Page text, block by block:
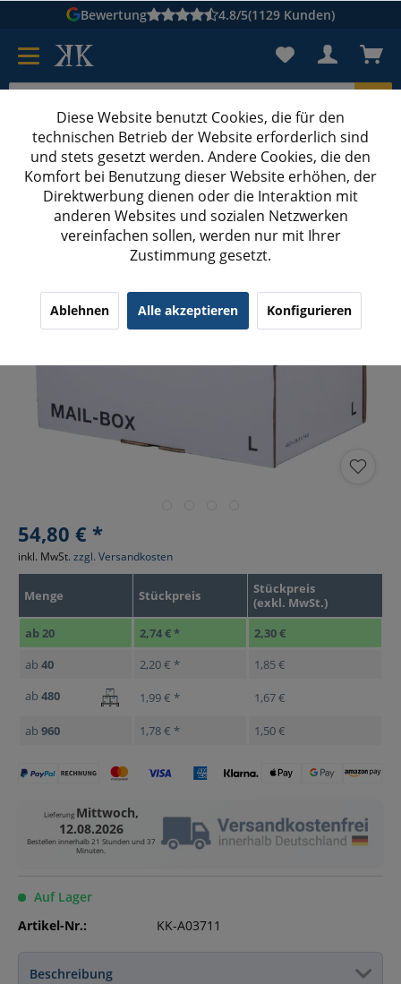
Bewertung 4.8/5(1129 Kunden)
Karton suchen
Kartons bedruckenKartons nach Maß
GLS Paketklasse M
395x248x141 mm Mailbox L weiß
54,80 € *
Menge Stückpreis
Stückpreis
(exkl. MwSt.)
ab20 2,74 € *
2,30 €
ab 40 2,20 € *
1,85 €
ab 480 1,99 € * 1,67 €
ab 960 1,78 € * 1,50 €
inkl. MwSt. zzgl. Versandkosten
Lieferung Mittwoch,
12.08.2026
Bestellen innerhalb 21 Stunden und 37
Minuten
Auf Lager
Artikel-Nr.:
KK-A03711
Beschreibung
Diese Website benutzt Cookies, die für den
technischen Betrieb der Website erforderlich sind
und stets gesetzt werden. Andere Cookies, die den
Komfort bei Benutzung dieser Website erhöhen, der
Direktwerbung dienen oder die Interaktion mit
anderen Websites und sozialen Netzwerken
vereinfachen sollen, werden nur mit Ihrer
Zustimmung gesetzt.
Ablehnen Alle akzeptieren Konfigurieren